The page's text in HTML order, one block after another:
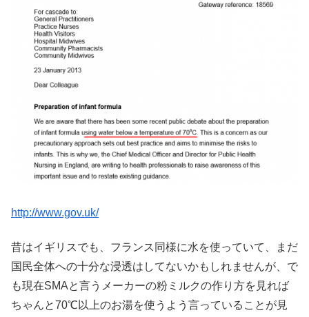
http://www.gov.uk/
昔はイギリスでも、フランス同様に水を使っていて、まだ
国民全体への十分な浸透はしてないかもしれませんが、で
も現在SMAと言うメーカーの粉ミルクの作り方を見れば
ちゃんと70℃以上のお湯を使うよう言っていることが見